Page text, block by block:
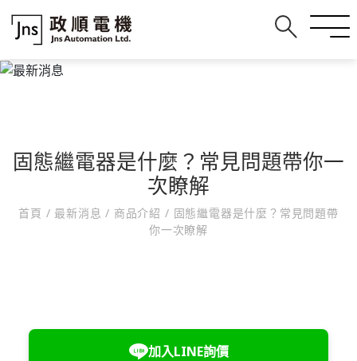
​​​​​​​固態繼電器是什麼？常見問題帶你一
次瞭解
首頁 / 最新消息/ 商品介紹 / ​​​​​​​固態繼電器是什麼？常見問題帶
你一次瞭解
加入LINE詢價